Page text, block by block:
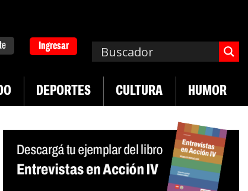
Ingresar
DEPORTES CULTURA HUMOR
del practicaje | Denuncias por